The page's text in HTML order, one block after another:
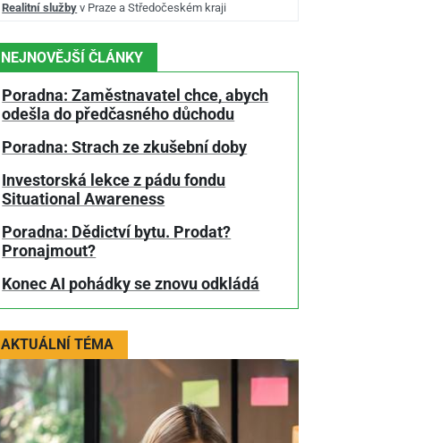
Realitní služby v Praze a Středočeském kraji
NEJNOVĚJŠÍ ČLÁNKY
Poradna: Zaměstnavatel chce, abych
odešla do předčasného důchodu
Poradna: Strach ze zkušební doby
Investorská lekce z pádu fondu
Situational Awareness
Poradna: Dědictví bytu. Prodat?
Pronajmout?
Konec AI pohádky se znovu odkládá
AKTUÁLNÍ TÉMA